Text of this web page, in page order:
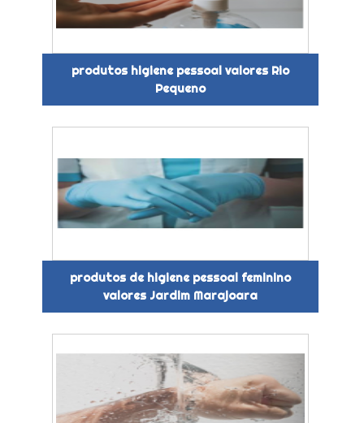
produtos higiene pessoal valores Rio
Pequeno
produtos de higiene pessoal feminino
valores Jardim Marajoara